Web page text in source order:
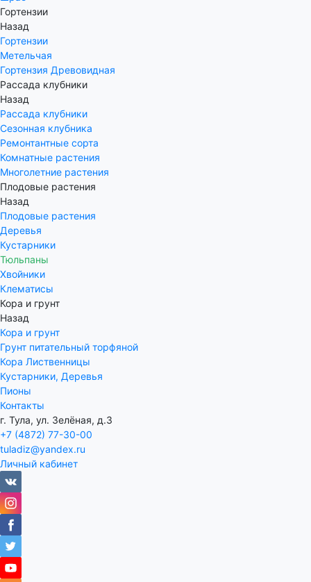
Гортензии
Назад
Гортензии
Метельчая
Гортензия Древовидная
Рассада клубники
Назад
Рассада клубники
Сезонная клубника
Ремонтантные сорта
Комнатные растения
Многолетние растения
Плодовые растения
Назад
Плодовые растения
Деревья
Кустарники
Тюльпаны
Хвойники
Клематисы
Кора и грунт
Назад
Кора и грунт
Грунт питательный торфяной
Кора Лиственницы
Кустарники, Деревья
Пионы
Контакты
г. Тула, ул. Зелёная, д.3
+7 (4872) 77-30-00
tuladiz@yandex.ru
Личный кабинет